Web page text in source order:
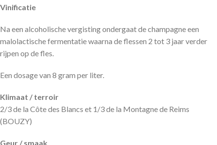
Vinificatie
Na een alcoholische vergisting ondergaat de champagne een
malolactische fermentatie waarna de flessen 2 tot 3 jaar verder
rijpen op de fles.
Een dosage van 8 gram per liter.
Klimaat / terroir
2/3 de la Côte des Blancs et 1/3 de la Montagne de Reims
(BOUZY)
Geur / smaak